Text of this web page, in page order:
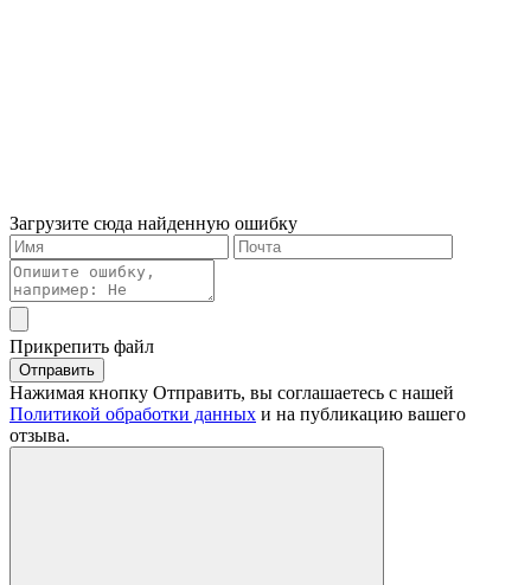
Загрузите сюда найденную ошибку
Прикрепить файл
Отправить
Нажимая кнопку Отправить, вы соглашаетесь с нашей
Политикой обработки данных и на публикацию вашего
отзыва.